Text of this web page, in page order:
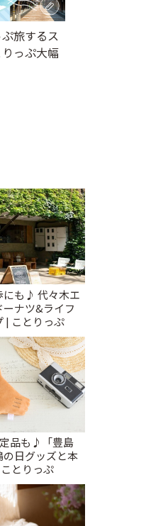
ぷ旅するス
っぷ大幅
にも♪ 代々木エ
ーナツ&ライフ
| ことりっぷ
品も♪「豊島
日グッズと本
とりっぷ